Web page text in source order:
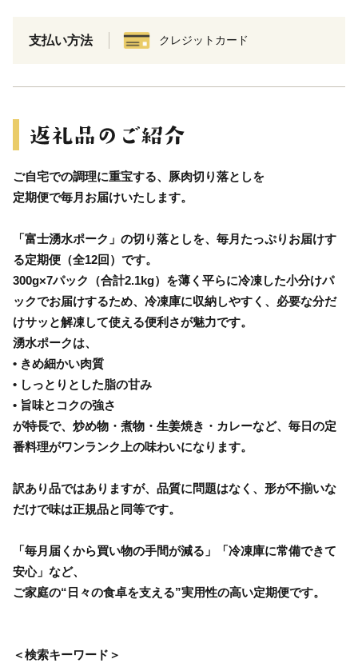
支払い方法 クレジットカード
ご自宅での調理に重宝する、豚肉切り落としを
定期便で毎月お届けいたします。
「富士湧水ポーク」の切り落としを、毎月たっぷりお届けす
る定期便（全12回）です。
300g×7パック（合計2.1kg）を薄く平らに冷凍した小分けパ
ックでお届けするため、冷凍庫に収納しやすく、必要な分だ
けサッと解凍して使える便利さが魅力です。
湧水ポークは、
• きめ細かい肉質
• しっとりとした脂の甘み
• 旨味とコクの強さ
が特長で、炒め物・煮物・生姜焼き・カレーなど、毎日の定
番料理がワンランク上の味わいになります。
訳あり品ではありますが、品質に問題はなく、形が不揃いな
だけで味は正規品と同等です。
「毎月届くから買い物の手間が減る」「冷凍庫に常備できて
安心」など、
ご家庭の“日々の食卓を支える”実用性の高い定期便です。
＜検索キーワード＞